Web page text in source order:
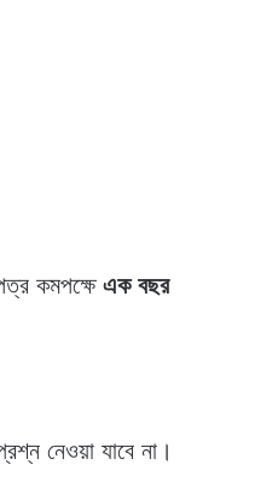
কমপক্ষে এক বছর
নেওয়া যাবে না।